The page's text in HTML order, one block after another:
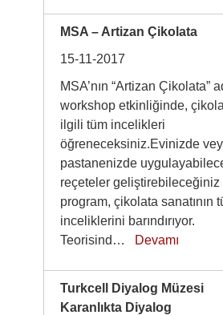
MSA – Artizan Çikolata
15-11-2017
MSA’nın “Artizan Çikolata”
workshop etkinliğinde,
ilgili tüm incelikleri
öğreneceksiniz.Evinizde
pastanenizde
reçeteler geliştirebileceğiniz
program, çikolata sanatının
inceliklerini barındırıyor.
Teorisind… Devamı
Turkcell Diyalog Müzesi
Karanlıkta Diyalog